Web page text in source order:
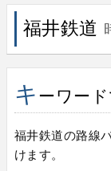
福井鉄道
キ ーワー
福井鉄道の路線
けます。